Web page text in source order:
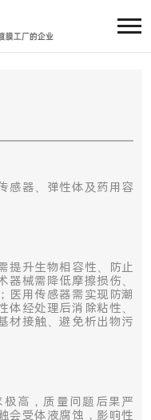
感器、弹性体及药用容
提升生物相容性、防止
械需降低摩擦损伤、
医用传感器需实现防潮
经处理后消除粘性、
材接触、避免析出物污
高，质量问题后果严
会受体液腐蚀，影响性